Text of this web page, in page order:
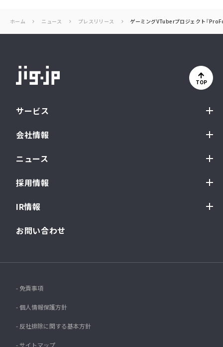
ホーム ニュース プレスリリース ゲーミングVTuberプロジェクト『
サービス
会社情報
ニュース
採用情報
IR情報
お問い合わせ
TOP
- 免責事項
- 個人情報保護方針
- 反社排除に関する基本方針
- サイトマップ